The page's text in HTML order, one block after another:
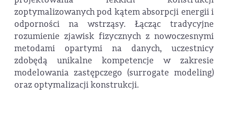
zoptymalizowanych pod kątem absorpcji energii i
odporności na wstrząsy. Łącząc tradycyjne
rozumienie zjawisk fizycznych z nowoczesnymi
metodami opartymi na danych, uczestnicy
zdobędą unikalne kompetencje w zakresie
modelowania zastępczego (surrogate modeling)
oraz optymalizacji konstrukcji.